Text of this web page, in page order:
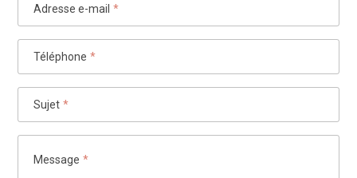
Adresse e-mail *
Téléphone *
Sujet *
Message *